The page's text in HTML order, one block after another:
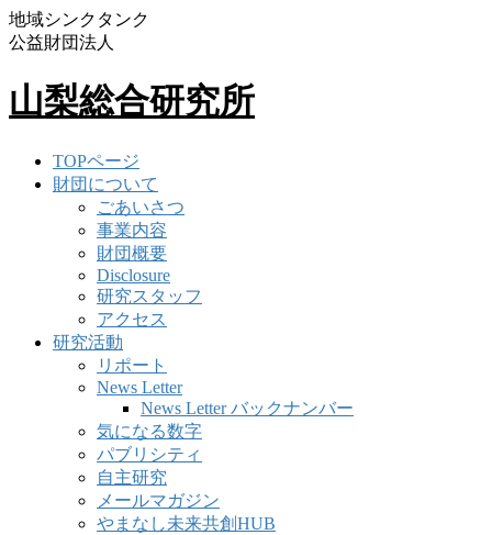
地域シンクタンク
公益財団法人
山梨総合研究所
TOPページ
財団について
ごあいさつ
事業内容
財団概要
Disclosure
研究スタッフ
アクセス
研究活動
リポート
News Letter
News Letter バックナンバー
気になる数字
パブリシティ
自主研究
メールマガジン
やまなし未来共創HUB